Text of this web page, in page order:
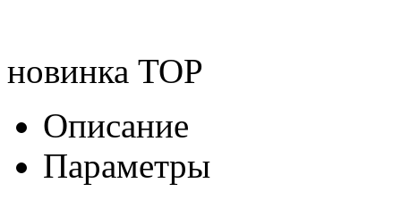
новинка TOP
Описание
Параметры